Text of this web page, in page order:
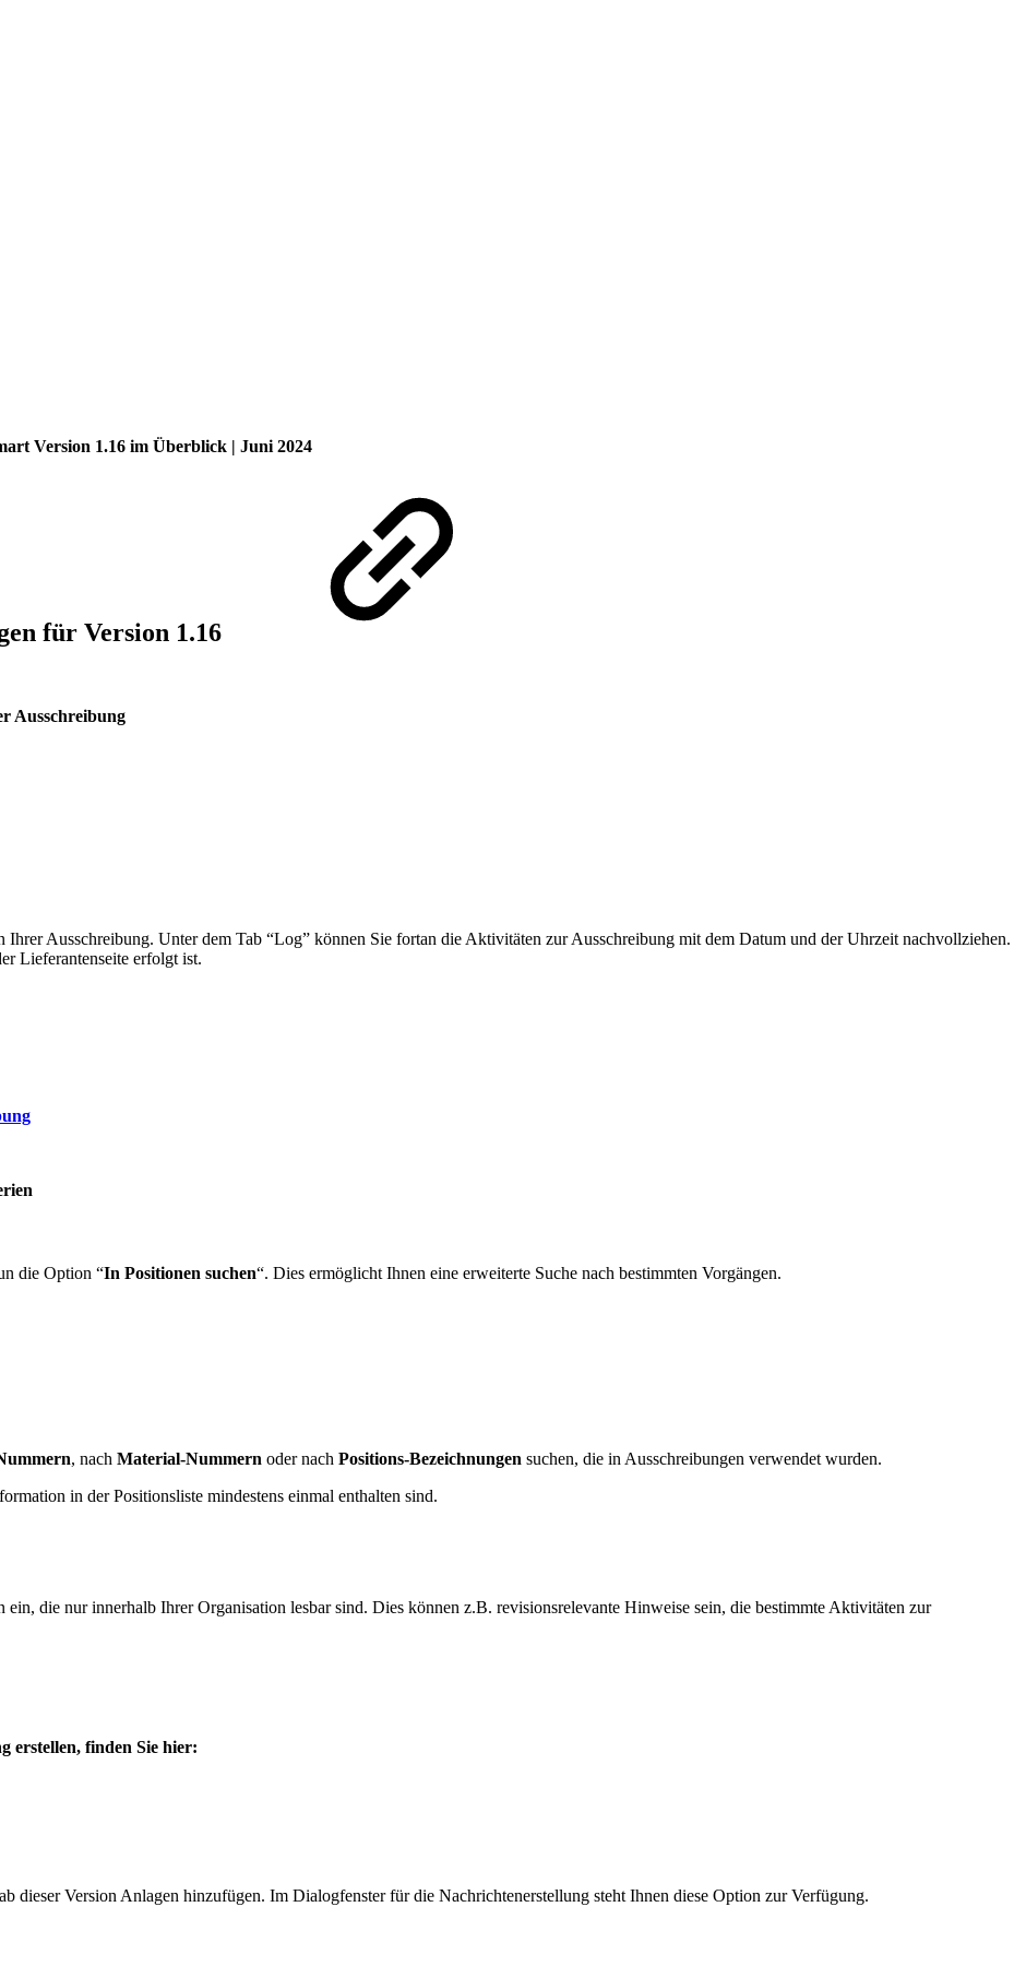
Version 1.16 im Überblick | Juni 2024
für Version 1.16
Ausschreibung
Ausschreibung. Unter dem Tab “Log” können Sie fortan die Aktivitäten zur Ausschreibung mit dem Datum und der Uhrzeit nachvollziehen.
Lieferantenseite erfolgt ist.
die Option “In Positionen suchen“. Dies ermöglicht Ihnen eine erweiterte Suche nach bestimmten Vorgängen.
, nach Material-Nummern oder nach Positions-Bezeichnungen suchen, die in Ausschreibungen verwendet wurden.
in der Positionsliste mindestens einmal enthalten sind.
die nur innerhalb Ihrer Organisation lesbar sind. Dies können z.B. revisionsrelevante Hinweise sein, die bestimmte Aktivitäten zur
erstellen, finden Sie hier:
dieser Version Anlagen hinzufügen. Im Dialogfenster für die Nachrichtenerstellung steht Ihnen diese Option zur Verfügung.